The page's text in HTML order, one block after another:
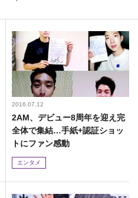
2016.07.12
2AM、デビュー8周年を迎え完
全体で集結…手紙+認証ショッ
トにファン感動
エンタメ